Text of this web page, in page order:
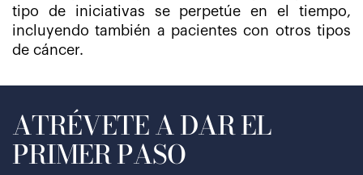
tipo de iniciativas se perpetúe en el tiempo,
incluyendo también a pacientes con otros tipos
de cáncer.
ATRÉVETE A DAR EL
PRIMER PASO